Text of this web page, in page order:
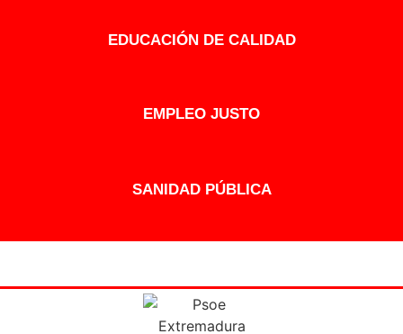
EDUCACIÓN DE CALIDAD
EMPLEO JUSTO
SANIDAD PÚBLICA